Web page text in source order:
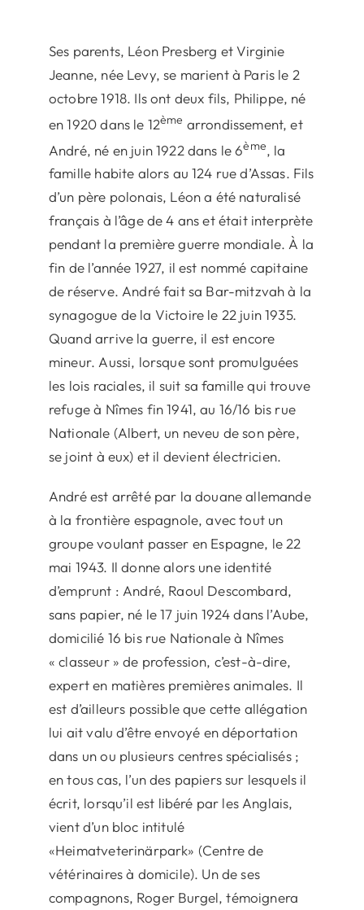
Ses parents, Léon Presberg et Virginie
Jeanne, née Levy, se marient à Paris le 2
octobre 1918. Ils ont deux fils, Philippe, né
en 1920 dans le 12ème arrondissement, et
André, né en juin 1922 dans le 6ème, la
famille habite alors au 124 rue d’Assas. Fils
d’un père polonais, Léon a été naturalisé
français à l’âge de 4 ans et était interprète
pendant la première guerre mondiale. À la
fin de l’année 1927, il est nommé capitaine
de réserve. André fait sa Bar-mitzvah à la
synagogue de la Victoire le 22 juin 1935.
Quand arrive la guerre, il est encore
mineur. Aussi, lorsque sont promulguées
les lois raciales, il suit sa famille qui trouve
refuge à Nîmes fin 1941, au 16/16 bis rue
Nationale (Albert, un neveu de son père,
se joint à eux) et il devient électricien.
André est arrêté par la douane allemande
à la frontière espagnole, avec tout un
groupe voulant passer en Espagne, le 22
mai 1943. Il donne alors une identité
d’emprunt : André, Raoul Descombard,
sans papier, né le 17 juin 1924 dans l’Aube,
domicilié 16 bis rue Nationale à Nîmes
« classeur » de profession, c’est-à-dire,
expert en matières premières animales. Il
est d’ailleurs possible que cette allégation
lui ait valu d’être envoyé en déportation
dans un ou plusieurs centres spécialisés ;
en tous cas, l’un des papiers sur lesquels il
écrit, lorsqu’il est libéré par les Anglais,
vient d’un bloc intitulé
«Heimatveterinärpark» (Centre de
vétérinaires à domicile). Un de ses
compagnons, Roger Burgel, témoignera